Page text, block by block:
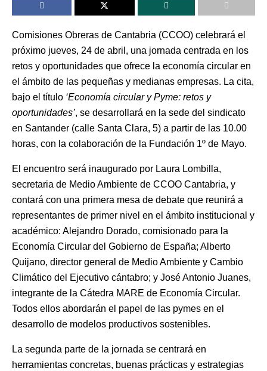
Comisiones Obreras de Cantabria (CCOO) celebrará el
próximo jueves, 24 de abril, una jornada centrada en los
retos y oportunidades que ofrece la economía circular en
el ámbito de las pequeñas y medianas empresas. La cita,
bajo el título ‘Economía circular y Pyme: retos y
oportunidades’, se desarrollará en la sede del sindicato
en Santander (calle Santa Clara, 5) a partir de las 10.00
horas, con la colaboración de la Fundación 1º de Mayo.
El encuentro será inaugurado por Laura Lombilla,
secretaria de Medio Ambiente de CCOO Cantabria, y
contará con una primera mesa de debate que reunirá a
representantes de primer nivel en el ámbito institucional y
académico: Alejandro Dorado, comisionado para la
Economía Circular del Gobierno de España; Alberto
Quijano, director general de Medio Ambiente y Cambio
Climático del Ejecutivo cántabro; y José Antonio Juanes,
integrante de la Cátedra MARE de Economía Circular.
Todos ellos abordarán el papel de las pymes en el
desarrollo de modelos productivos sostenibles.
La segunda parte de la jornada se centrará en
herramientas concretas, buenas prácticas y estrategias